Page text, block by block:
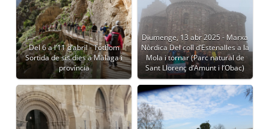
Del 6 a l’11 d’abril - Tothom
Sortida de sis dies a Màlaga i
província
Diumenge, 13 abr 2025 - Marxa
Nòrdica Del coll d’Estenalles a la
Mola i tornar (Parc natural de
Sant Llorenç d’Amunt i l’Obac)